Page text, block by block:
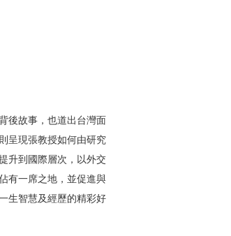
後故事，也道出台灣面
呈現張教授如何由研究
升到國際層次，以外交
有一席之地，並促進與
生智慧及經歷的精彩好